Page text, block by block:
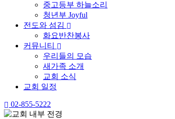
중고등부 하늘소리
청년부 Joyful
전도와 섬김
화요반찬봉사
커뮤니티
우리들의 모습
새가족 소개
교회 소식
교회 일정
02-855-5222